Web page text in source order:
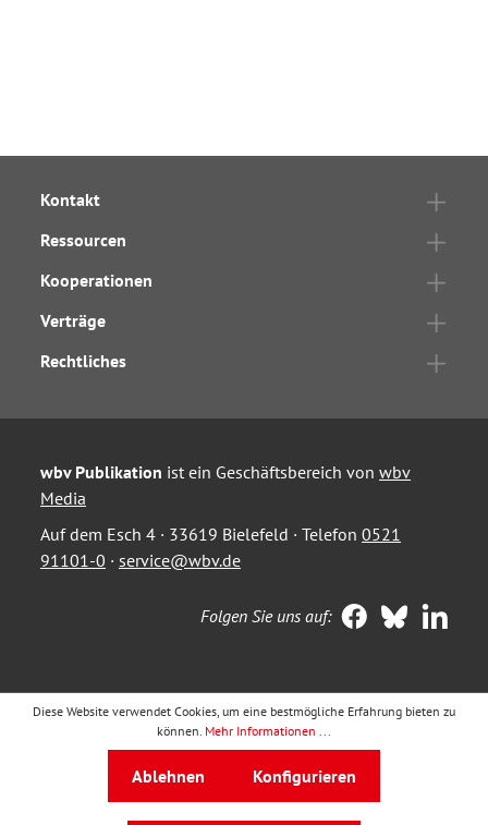
Kontakt
Ressourcen
Kooperationen
Verträge
Rechtliches
wbv Publikation ist ein Geschäftsbereich von wbv
Media
Auf dem Esch 4 · 33619 Bielefeld · Telefon 0521
91101-0 · service@wbv.de
Folgen Sie uns auf:
Diese Website verwendet Cookies, um eine bestmögliche Erfahrung bieten zu
können. Mehr Informationen ...
Ablehnen Konfigurieren